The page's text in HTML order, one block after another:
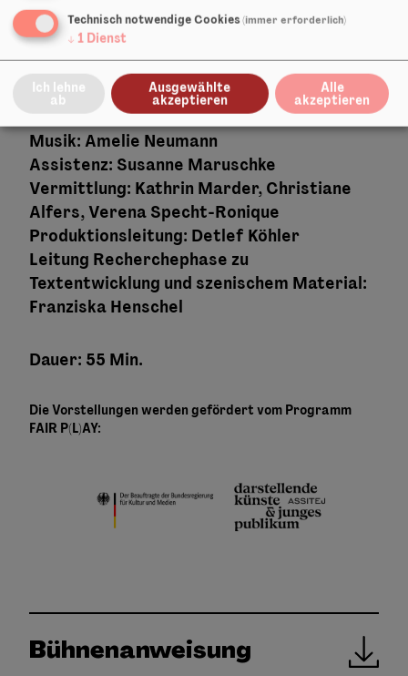
Konzept und Text: Ensemble
Spiel: Ossian Hain, Amelie Neumann,
Friederike Schreiber
Bühne und Kostüme:Sandra Li Maennel
Saavedra
Musik: Amelie Neumann
Assistenz: Susanne Maruschke
Vermittlung: Kathrin Marder, Christiane
Alfers, Verena Specht-Ronique
Produktionsleitung: Detlef Köhler
Leitung Recherchephase zu
Textentwicklung und szenischem Material:
Franziska Henschel
Dauer: 55 Min.
Die Vorstellungen werden gefördert vom Programm
FAIR P(L)AY:
Bühnenanweisung
Technisch notwendige Cookies (immer erforderlich)
↓ 1 Dienst
Ich lehne
ab
Ausgewählte
akzeptieren
Alle
akzeptieren